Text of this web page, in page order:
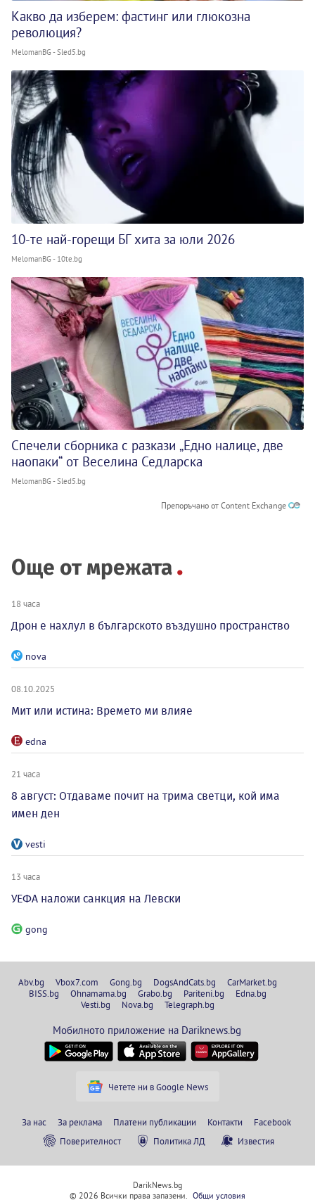
Какво да изберем: фастинг или глюкозна
революция?
MelomanBG - Sled5.bg
10-те най-горещи БГ хита за юли 2026
MelomanBG - 10te.bg
Спечели сборника с разкази „Едно налице, две
наопаки“ от Веселина Седларска
MelomanBG - Sled5.bg
Препоръчано от Content Exchange
Още от мрежата
18 часа
Дрон е нахлул в българското въздушно пространство
nova
08.10.2025
Мит или истина: Времето ми влияе
edna
21 часа
8 август: Отдаваме почит на трима светци, кой има
имен ден
vesti
13 часа
УЕФА наложи санкция на Левски
gong
Abv.bg Vbox7.com Gong.bg DogsAndCats.bg
CarMarket.bg
BISS.bg
Ohnamama.bg Grabo.bg Pariteni.bg
Edna.bg
Vesti.bg
Nova.bg Telegraph.bg
Мобилното приложение на Dariknews.bg
Четете ни в Google News
За нас За реклама Платени публикации Контакти
Facebook
Поверителност
Политика ЛД Известия
DarikNews.bg
© 2026 Всички права запазени. Общи условия